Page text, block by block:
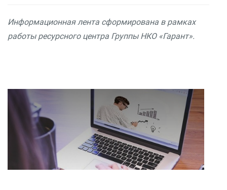
Информационная лента сформирована в рамках
работы ресурсного центра Группы НКО «Гарант».